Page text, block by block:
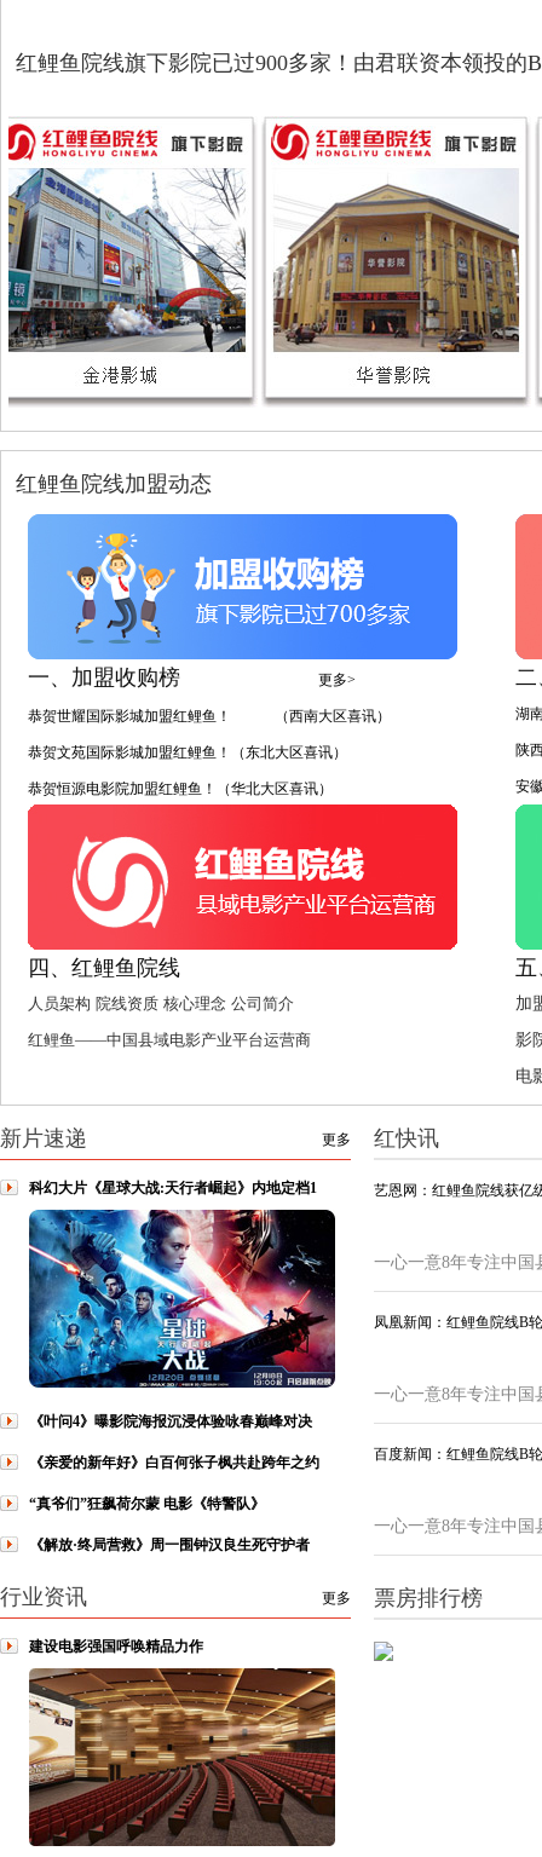
红鲤鱼院线旗下影院已过900多家！由君联资本领投的
红鲤鱼院线加盟动态
一、加盟收购榜 更多>
恭贺世耀国际影城加盟红鲤鱼！ （西南大区喜讯）
恭贺文苑国际影城加盟红鲤鱼！（东北大区喜讯）
恭贺恒源电影院加盟红鲤鱼！（华北大区喜讯）
二
湖
陕
安
四、红鲤鱼院线
人员架构 院线资质 核心理念 公司简介
红鲤鱼——中国县域电影产业平台运营商
五
加
影
电
更多
新片速递
科幻大片《星球大战:天行者崛起》内地定档1
《叶问4》曝影院海报沉浸体验咏春巅峰对决
《亲爱的新年好》白百何张子枫共赴跨年之约
“真爷们”狂飙荷尔蒙 电影《特警队》
《解放·终局营救》周一围钟汉良生死守护者
更多
行业资讯
建设电影强国呼唤精品力作
红快讯
艺恩网：红鲤鱼院线获亿
一心一意8年专注中国
凤凰新闻：红鲤鱼院线B
一心一意8年专注中国
百度新闻：红鲤鱼院线B
一心一意8年专注中国
票房排行榜